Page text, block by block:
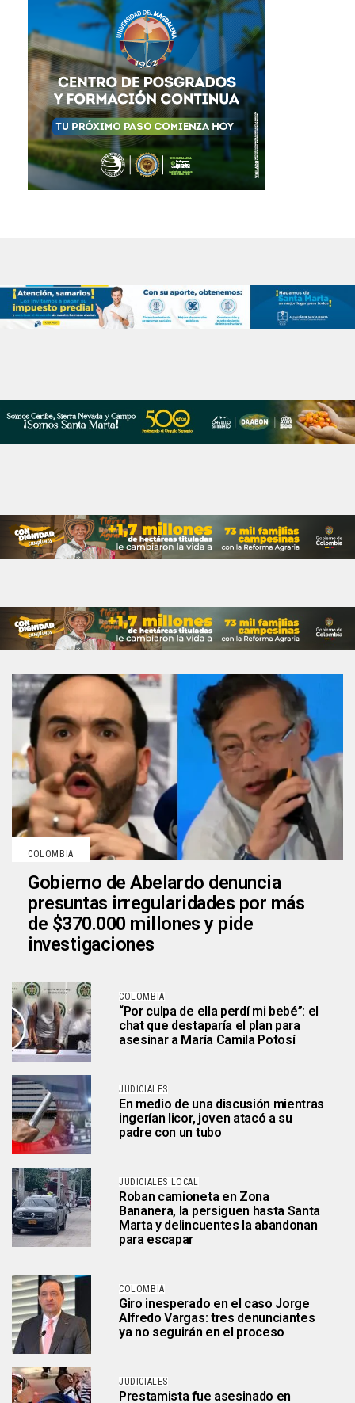
COLOMBIA
Gobierno de Abelardo denuncia
presuntas irregularidades por más
de $370.000 millones y pide
investigaciones
COLOMBIA
“Por culpa de ella perdí mi bebé”: el
chat que destaparía el plan para
asesinar a María Camila Potosí
JUDICIALES
En medio de una discusión mientras
ingerían licor, joven atacó a su
padre con un tubo
JUDICIALES LOCAL
Roban camioneta en Zona
Bananera, la persiguen hasta Santa
Marta y delincuentes la abandonan
para escapar
COLOMBIA
Giro inesperado en el caso Jorge
Alfredo Vargas: tres denunciantes
ya no seguirán en el proceso
JUDICIALES
Prestamista fue asesinado en